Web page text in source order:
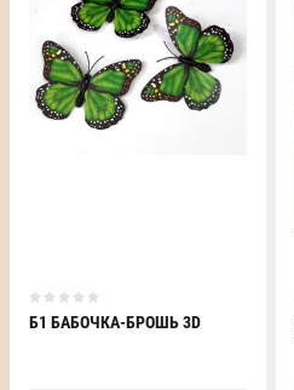
Б1 БАБОЧКА-БРОШЬ 3D